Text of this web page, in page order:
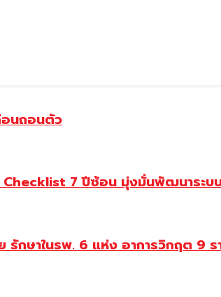
อนถอนตัว
Checklist 7 ปีซ้อน มุ่งมั่นพัฒนาระบ
รักษาในรพ. 6 แห่ง อาการวิกฤต 9 ร